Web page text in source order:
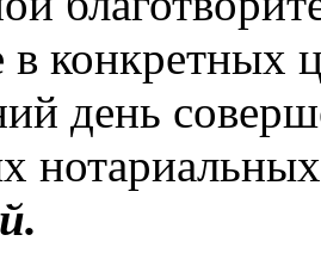
в конкретных
день